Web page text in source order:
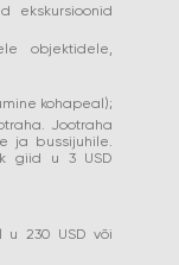
ekskursioonid
objektidele,
kohapeal);
Jootraha
ja bussijuhile.
giid u 3 USD
u 230 USD või